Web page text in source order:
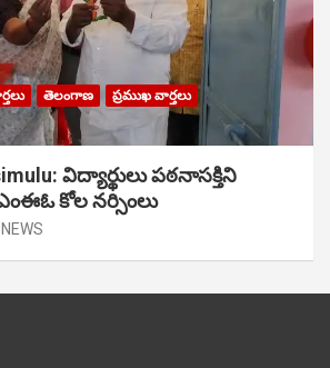
తెలంగాణ
ప్రముఖ వార్తలు
విద్యార్థులు పఠ‌నాసక్తిని
కోల నర్సింలు